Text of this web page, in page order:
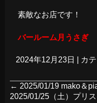
素敵なお店です！
バールーム月うさぎ
2024年12月23日 カ
← 2025/01/19 mako＆
2025/01/25（土）プリ